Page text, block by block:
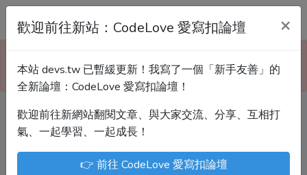
Devs.tw 寫程式討論區
請到新網站「CodeLove 愛寫扣論壇」！
Devs.tw 是讓工程師寫筆記、網誌的平台。歡迎
您隨手紀錄、寫作，方便日後搜尋！
尤川豪
Enoxs
chenjenping
歡迎前往新站：CodeLove 愛寫扣論壇 ×
本站 devs.tw 已暫緩更新！我寫了一個「新手友善」的
全新論壇：CodeLove 愛寫扣論壇！
歡迎前往新網站翻閱文章、與大家交流、分享、互相打
氣、一起學習、一起成長！
👉 前往 CodeLove 愛寫扣論壇